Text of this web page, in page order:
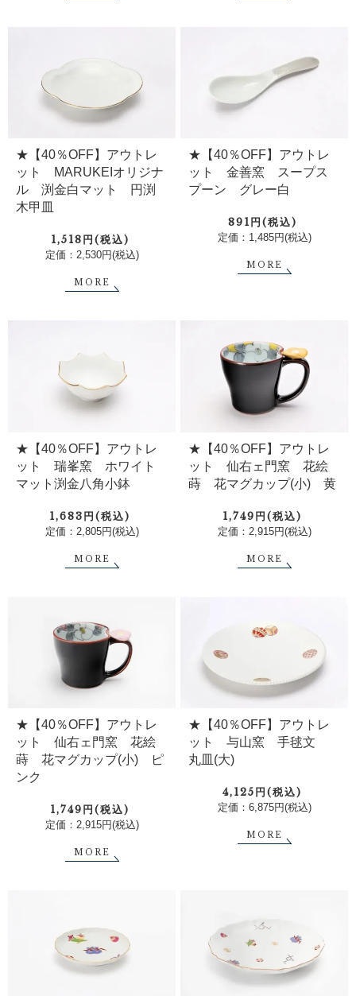
★【40％OFF】アウトレ
ット MARUKEIオリジナ
ル 渕金白マット 円渕
木甲皿
1,518円(税込)
定価：2,530円(税込)
MORE
★【40％OFF】アウトレ
ット 金善窯 スープス
プーン グレー白
891円(税込)
定価：1,485円(税込)
MORE
★【40％OFF】アウトレ
ット 瑞峯窯 ホワイト
マット渕金八角小鉢
1,683円(税込)
定価：2,805円(税込)
MORE
★【40％OFF】アウトレ
ット 仙右ェ門窯 花絵
蒔 花マグカップ(小) 黄
1,749円(税込)
定価：2,915円(税込)
MORE
★【40％OFF】アウトレ
ット 仙右ェ門窯 花絵
蒔 花マグカップ(小) ピ
ンク
1,749円(税込)
定価：2,915円(税込)
MORE
★【40％OFF】アウトレ
ット 与山窯 手毬文
丸皿(大)
4,125円(税込)
定価：6,875円(税込)
MORE